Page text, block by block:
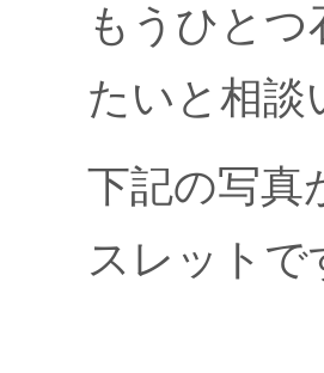
もうひと
たいと相談
下記の写真
スレットで